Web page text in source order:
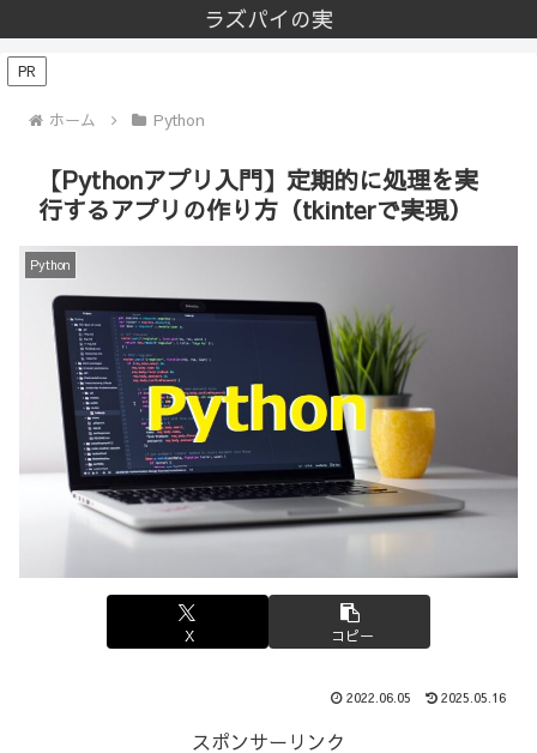
ラズパイの実
PR
ホーム Python
【Pythonアプリ入門】定期的に処理を実
行するアプリの作り方（tkinterで実現）
Python
X コピー
2022.06.05 2025.05.16
スポンサーリンク